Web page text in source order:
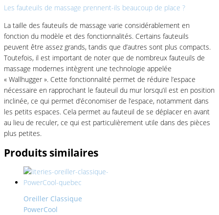
Les fauteuils de massage prennent-ils beaucoup de place ?
La taille des fauteuils de massage varie considérablement en
fonction du modèle et des fonctionnalités. Certains fauteuils
peuvent être assez grands, tandis que d’autres sont plus compacts.
Toutefois, il est important de noter que de nombreux fauteuils de
massage modernes intègrent une technologie appelée
« Wallhugger ». Cette fonctionnalité permet de réduire l’espace
nécessaire en rapprochant le fauteuil du mur lorsqu’il est en position
inclinée, ce qui permet d’économiser de l’espace, notamment dans
les petits espaces. Cela permet au fauteuil de se déplacer en avant
au lieu de reculer, ce qui est particulièrement utile dans des pièces
plus petites.
Produits similaires
Oreiller Classique
PowerCool